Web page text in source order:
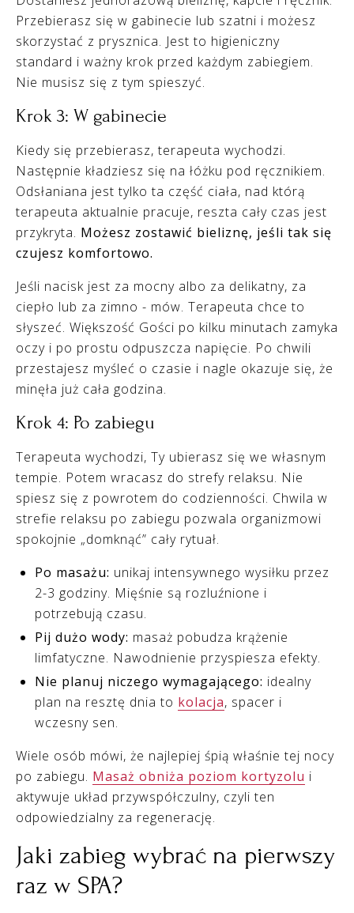
Przebierasz się w gabinecie lub szatni i możesz
skorzystać z prysznica. Jest to higieniczny
standard i ważny krok przed każdym zabiegiem.
Nie musisz się z tym spieszyć.
Krok 3: W gabinecie
Kiedy się przebierasz, terapeuta wychodzi.
Następnie kładziesz się na łóżku pod ręcznikiem.
Odsłaniana jest tylko ta część ciała, nad którą
terapeuta aktualnie pracuje, reszta cały czas jest
przykryta. Możesz zostawić bieliznę, jeśli tak się
czujesz komfortowo.
Jeśli nacisk jest za mocny albo za delikatny, za
ciepło lub za zimno - mów. Terapeuta chce to
słyszeć. Większość Gości po kilku minutach zamyka
oczy i po prostu odpuszcza napięcie. Po chwili
przestajesz myśleć o czasie i nagle okazuje się, że
minęła już cała godzina.
Krok 4: Po zabiegu
Terapeuta wychodzi, Ty ubierasz się we własnym
tempie. Potem wracasz do strefy relaksu. Nie
spiesz się z powrotem do codzienności. Chwila w
strefie relaksu po zabiegu pozwala organizmowi
spokojnie „domknąć” cały rytuał.
Po masażu: unikaj intensywnego wysiłku przez
2-3 godziny. Mięśnie są rozluźnione i
potrzebują czasu.
Pij dużo wody: masaż pobudza krążenie
limfatyczne. Nawodnienie przyspiesza efekty.
Nie planuj niczego wymagającego: idealny
plan na resztę dnia to kolacja, spacer i
wczesny sen.
Wiele osób mówi, że najlepiej śpią właśnie tej nocy
po zabiegu. Masaż obniża poziom kortyzolu i
aktywuje układ przywspółczulny, czyli ten
odpowiedzialny za regenerację.
Jaki zabieg wybrać na pierwszy
raz w SPA?